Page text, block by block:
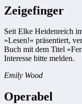
Zeigefinger
Seit Elke Heidenreich
»Lesen!« präsentiert,
Buch mit dem Titel
Interesse bitte melden.
Emily Wood
Operabel